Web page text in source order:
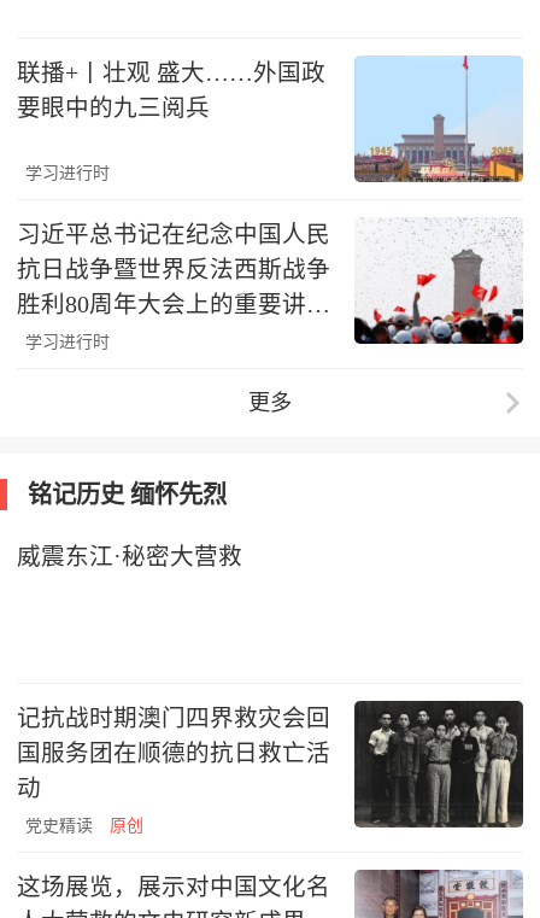
联播+丨壮观 盛大……外国政
要眼中的九三阅兵
学习进行时
习近平总书记在纪念中国人民
抗日战争暨世界反法西斯战争
胜利80周年大会上的重要讲话
激励各地干部群众凝心聚力勇
学习进行时
更多
铭记历史 缅怀先烈
威震东江·秘密大营救
记抗战时期澳门四界救灾会回
国服务团在顺德的抗日救亡活
动
党史精读 原创
这场展览，展示对中国文化名